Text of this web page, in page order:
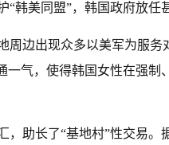
韩美同盟”，韩国政府放任
周边出现众多以美军为服务
一气，使得韩国女性在强制
，助长了“基地村”性交易。